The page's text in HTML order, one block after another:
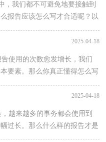
我们都不可避免地要接触到
报告应该怎么写才合适呢？以
，仅供参考，大家...
2025-04-18
使用的次数愈发增长，我们
要素。那么你真正懂得怎么写
2025-04-18
越来越多的事务都会使用到
过长。那么什么样的报告才是
售毕业实习报...